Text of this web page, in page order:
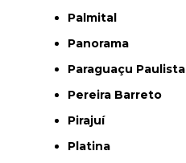
Palmital
Panorama
Paraguaçu Paulista
Pereira Barreto
Pirajuí
Platina